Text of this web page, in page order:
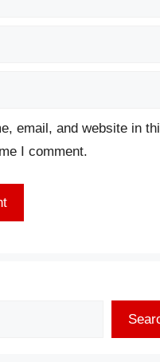
email, and website in
I comment.